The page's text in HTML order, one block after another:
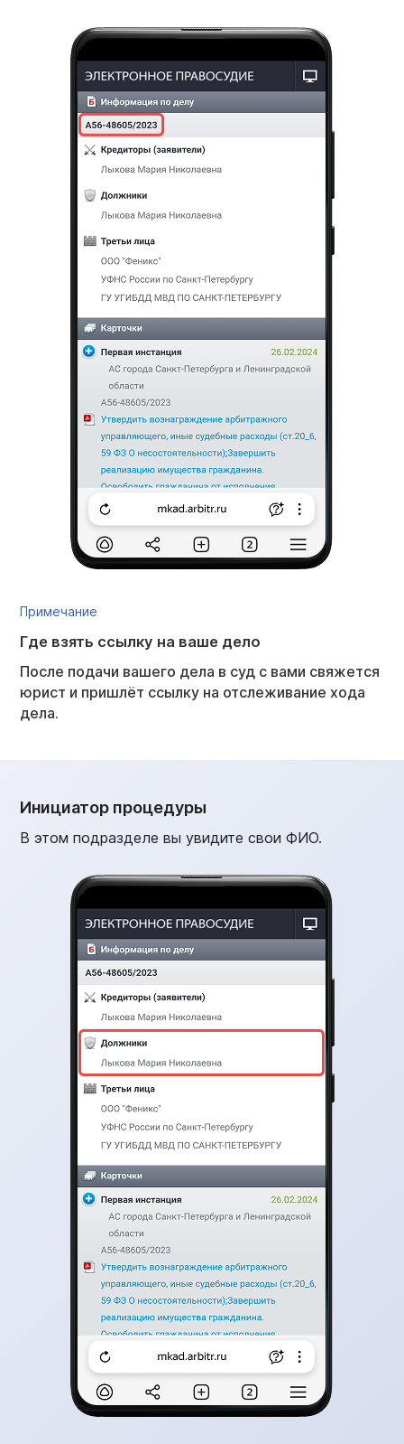
Примечание
Где взять ссылку на ваше дело
После подачи вашего дела в суд с вами свяжется
юрист и пришлёт ссылку на отслеживание хода
дела.
Инициатор процедуры
В этом подразделе вы увидите свои ФИО.